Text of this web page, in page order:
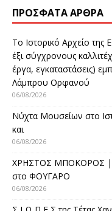
ΠΡΌΣΦΑΤΑ ΆΡΘΡΑ
Το Ιστορικό Αρχείο της
έξι σύγχρονους
έργα, εγκαταστάσεις)
Λάμπρου Ορφανού
06/08/2026
Νύχτα Μουσείων στο
και
06/08/2026
ΧΡΗΣΤΟΣ ΜΠΟΚΟΡΟΣ |
στο ΦΟΥΓΑΡΟ
06/08/2026